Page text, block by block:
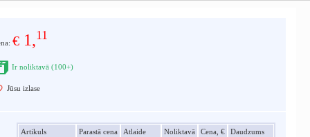
€ 1,11
Ir noliktavā (100+)
Jūsu izlase
Artikuls Parastā cena Atlaide Noliktavā Cena, € Daudzums